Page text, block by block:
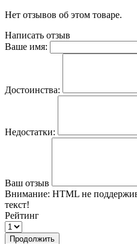
Нет отзывов об этом товаре.
Написать отзыв
Ваше имя:
Достоинства:
Недостатки:
Ваш отзыв
Внимание: HTML не
текст!
Рейтинг
Продолжить